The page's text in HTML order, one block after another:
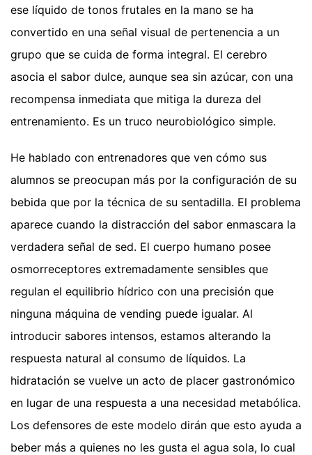
ese líquido de tonos frutales en la mano se ha
convertido en una señal visual de pertenencia a un
grupo que se cuida de forma integral. El cerebro
asocia el sabor dulce, aunque sea sin azúcar, con una
recompensa inmediata que mitiga la dureza del
entrenamiento. Es un truco neurobiológico simple.
He hablado con entrenadores que ven cómo sus
alumnos se preocupan más por la configuración de su
bebida que por la técnica de su sentadilla. El problema
aparece cuando la distracción del sabor enmascara la
verdadera señal de sed. El cuerpo humano posee
osmorreceptores extremadamente sensibles que
regulan el equilibrio hídrico con una precisión que
ninguna máquina de vending puede igualar. Al
introducir sabores intensos, estamos alterando la
respuesta natural al consumo de líquidos. La
hidratación se vuelve un acto de placer gastronómico
en lugar de una respuesta a una necesidad metabólica.
Los defensores de este modelo dirán que esto ayuda a
beber más a quienes no les gusta el agua sola, lo cual